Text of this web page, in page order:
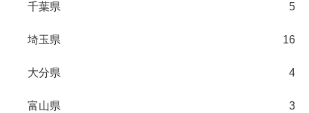
千葉県 5
埼玉県 16
大分県 4
富山県 3